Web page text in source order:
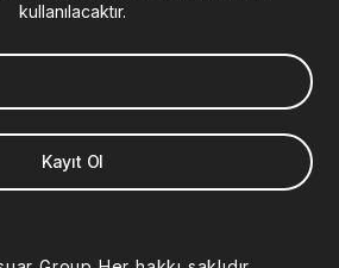
kullanılacaktır.
Kayıt Ol